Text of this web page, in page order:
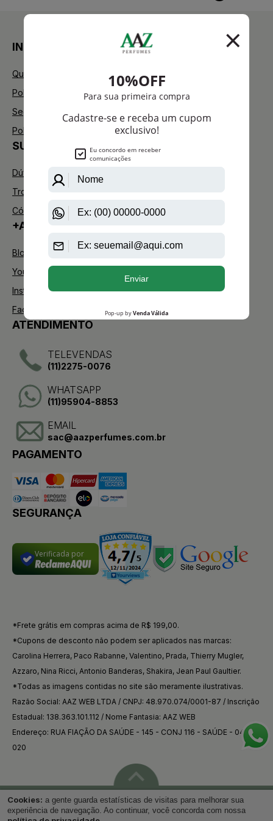
INSTITUCIONAL
Quem Somos
Política de Privacidade
Segurança
Política de Troca
SUPORTE
Dúvidas Frequentes
Trocas e Devoluções
Código de defesa do consumidor
+AAZ PERFUMES
Blog
Youtube
Instagram
Facebook
ATENDIMENTO
TELEVENDAS
(11)2275-0076
WHATSAPP
(11)95904-8853
EMAIL
sac@aazperfumes.com.br
PAGAMENTO
SEGURANÇA
Verificada por
*Frete grátis em compras acima de R$ 199,00.
*Cupons de desconto não podem ser aplicados nas marcas:
Carolina Herrera, Paco Rabanne, Valentino, Prada, Thierry Mugler,
Azzaro, Nina Ricci, Antonio Banderas, Shakira, Jean Paul Gaultier.
*Todas as imagens contidas no site são meramente ilustrativas.
Razão Social: AAZ WEB LTDA / CNPJ: 48.970.074/0001-87 / Inscrição
Estadual: 138.363.101.112 / Nome Fantasia: AAZ WEB
Endereço: RUA FIAÇÃO DA SAÚDE - 145 - CONJ 116 - SAÚDE - 04144-
020
Voltar ao topo
Cookies: a gente guarda estatísticas de visitas para melhorar sua
experiência de navegação. Ao continuar, você concorda com nossa